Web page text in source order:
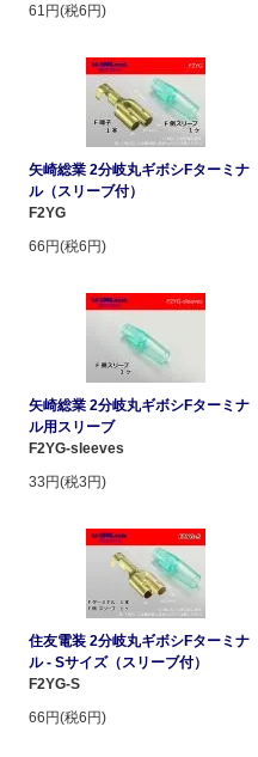
61円(税6円)
矢崎総業 2分岐丸ギボシFターミナ
ル（スリーブ付）
F2YG
66円(税6円)
矢崎総業 2分岐丸ギボシFターミナ
ル用スリーブ
F2YG-sleeves
33円(税3円)
住友電装 2分岐丸ギボシFターミナ
ル - Sサイズ（スリーブ付）
F2YG-S
66円(税6円)